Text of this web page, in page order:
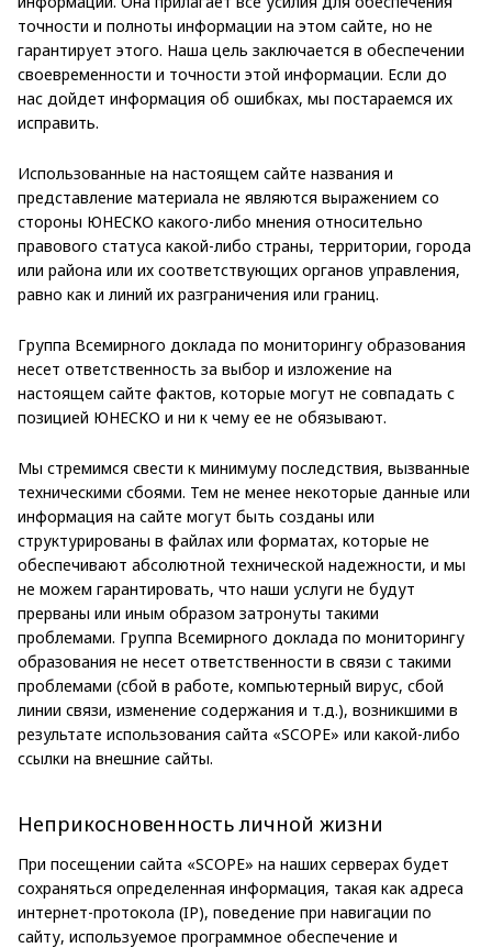
точности и полноты информации на этом сайте, но не
гарантирует этого. Наша цель заключается в обеспечении
своевременности и точности этой информации. Если до
нас дойдет информация об ошибках, мы постараемся их
исправить.
Использованные на настоящем сайте названия и
представление материала не являются выражением со
стороны ЮНЕСКО какого-либо мнения относительно
правового статуса какой-либо страны, территории, города
или района или их соответствующих органов управления,
равно как и линий их разграничения или границ.
Группа Всемирного доклада по мониторингу образования
несет ответственность за выбор и изложение на
настоящем сайте фактов, которые могут не совпадать с
позицией ЮНЕСКО и ни к чему ее не обязывают.
Мы стремимся свести к минимуму последствия, вызванные
техническими сбоями. Тем не менее некоторые данные или
информация на сайте могут быть созданы или
структурированы в файлах или форматах, которые не
обеспечивают абсолютной технической надежности, и мы
не можем гарантировать, что наши услуги не будут
прерваны или иным образом затронуты такими
проблемами. Группа Всемирного доклада по мониторингу
образования не несет ответственности в связи с такими
проблемами (сбой в работе, компьютерный вирус, сбой
линии связи, изменение содержания и т.д.), возникшими в
результате использования сайта «SCOPE» или какой-либо
ссылки на внешние сайты.
Неприкосновенность личной жизни
При посещении сайта «SCOPE» на наших серверах будет
сохраняться определенная информация, такая как адреса
интернет-протокола (IP), поведение при навигации по
сайту, используемое программное обеспечение и